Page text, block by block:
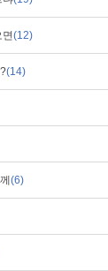
(12)
(14)
(6)